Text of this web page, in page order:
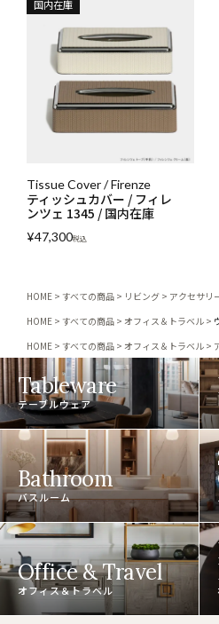
Tissue Cover / Firenze
ティッシュカバー / フィレ
ンツェ 1345 / 国内在庫
国内在庫
¥47,300税込
HOME すべての商品 リビング アクセサリ
HOME
すべての商品 オフィス＆トラベル
HOME
すべての商品 オフィス＆トラベル
Tableware
テーブルウェア
Bathroom
バスルーム
Office & Travel
オフィス＆トラベル